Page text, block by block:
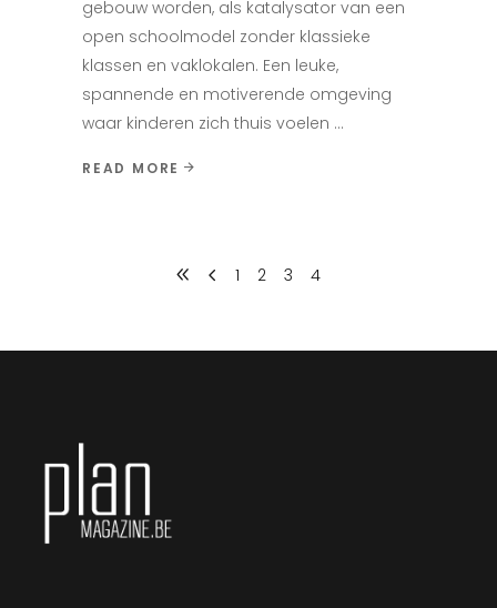
gebouw worden, als katalysator van een
open schoolmodel zonder klassieke
klassen en vaklokalen. Een leuke,
spannende en motiverende omgeving
waar kinderen zich thuis voelen
READ MORE
1 2 3 4